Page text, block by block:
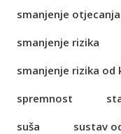
smanjenje
smanjenje rizika
smanjenje rizika
spremnost
suša
sustav